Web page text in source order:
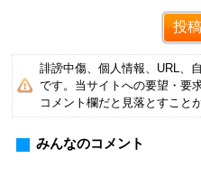
誹謗中傷、個人情報、URL、
です。当サイトへの要望・要
コメント欄だと見落とすこと
みんなのコメント